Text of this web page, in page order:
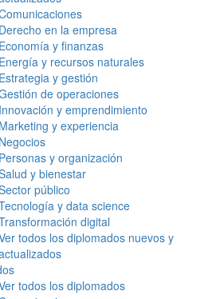
Derecho en la empresa
Economía y finanzas
Energía y recursos naturales
Estrategia y gestión
de operaciones
Innovación y emprendimiento
Marketing y experiencia
Negocios
Personas y organización
y bienestar
público
y data science
digital
todos los diplomados nuevos y
todos los diplomados